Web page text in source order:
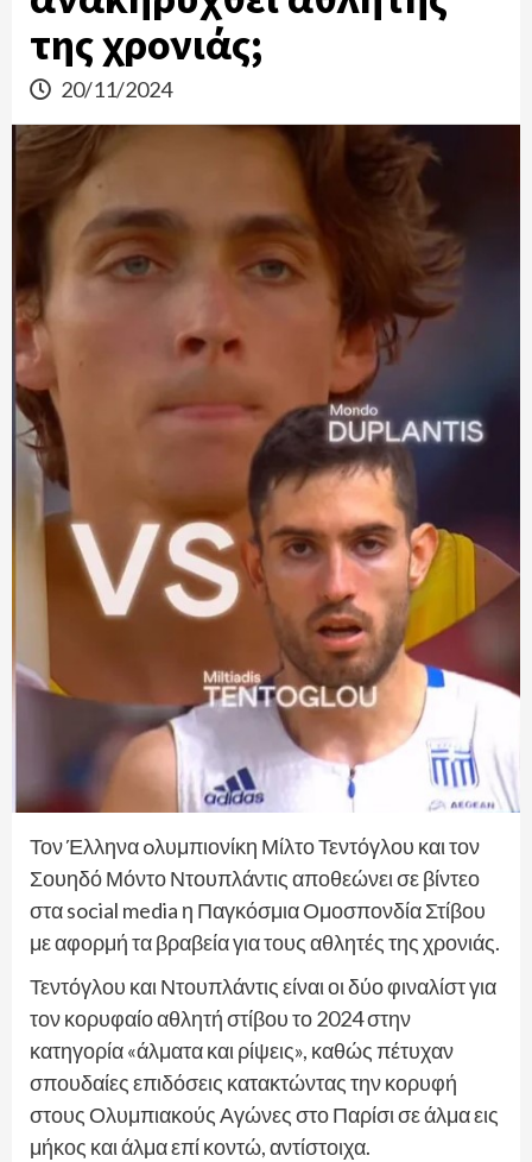
της χρονιάς;
20/11/2024
Τον Έλληνα oλυμπιονίκη Μίλτο Τεντόγλου και τον
Σουηδό Μόντο Ντουπλάντις αποθεώνει σε βίντεο
στα social media η Παγκόσμια Ομοσπονδία Στίβου
με αφορμή τα βραβεία για τους αθλητές της χρονιάς.
Τεντόγλου και Ντουπλάντις είναι οι δύο φιναλίστ για
τον κορυφαίο αθλητή στίβου το 2024 στην
κατηγορία «άλματα και ρίψεις», καθώς πέτυχαν
σπουδαίες επιδόσεις κατακτώντας την κορυφή
στους Ολυμπιακούς Αγώνες στο Παρίσι σε άλμα εις
μήκος και άλμα επί κοντώ, αντίστοιχα.